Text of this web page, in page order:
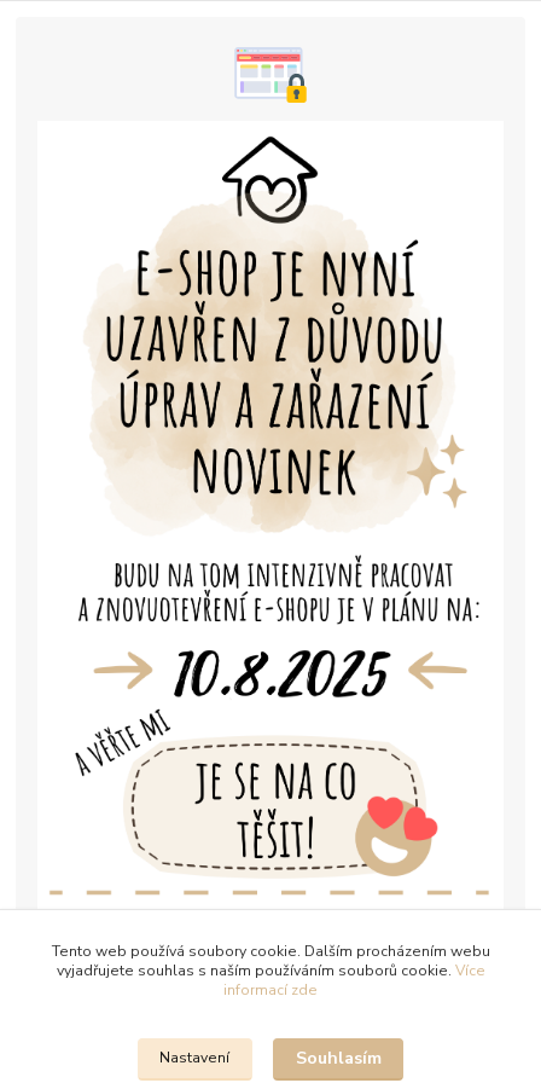
Tento web používá soubory cookie. Dalším procházením webu
vyjadřujete souhlas s naším používáním souborů cookie. Více
informací zde
Nastavení Souhlasím